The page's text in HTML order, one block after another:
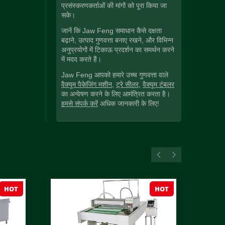
प्रसंस्करणकर्ताओं की मांगों को पूरा किया जा
सके।
जानें कि Jaw Feng समाधान कैसे दक्षता
बढ़ाने, उत्पाद गुणवत्ता बनाए रखने, और विभिन्न
अनुप्रयोगों में टिकाऊ प्रदर्शन का समर्थन करने
में मदद करते हैं।
Jaw Feng आपको हमारे उच्च गुणवत्ता वाले
वैक्यूम पैकेजिंग मशीन, ट्रे सीलर, वैक्यूम टंबलर
का अन्वेषण करने के लिए आमंत्रित करता है।
हमसे संपर्क करें अधिक जानकारी के लिए!
HOT HOT